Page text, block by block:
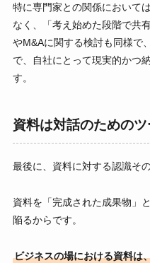
特に専門家との関係において
なく、「考え始めた段階で共
やM&Aに関する検討も同様で
で、自社にとって現実的かつ
す。
資料は対話のための
最後に、資料に対する認識そ
資料を「完成された成果物」
陥るからです。
ビジネスの場における資料は